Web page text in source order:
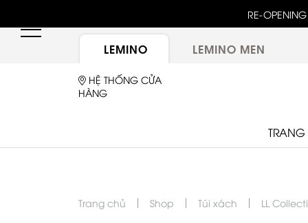
túi LEMINO với logo Double L mới sau một thập kỷ
RE-
LEMINO LEMINO MEN
HỆ THỐNG CỬA
HÀNG
Trang chủ Shop Túi xách LL